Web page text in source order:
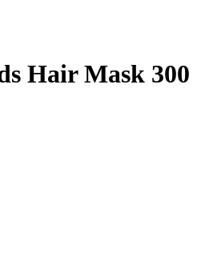
Hair Mask 300